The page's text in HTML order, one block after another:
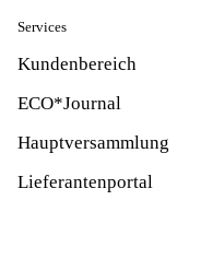
Services
Kundenbereich
ECO*Journal
Hauptversammlung
Lieferantenportal